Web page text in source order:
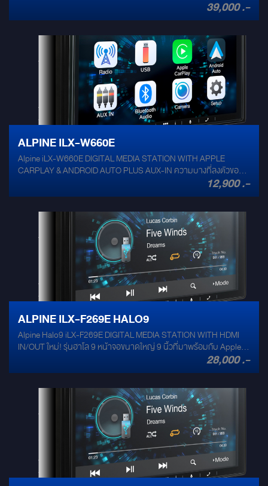
VDO MP3/WMA/AAC/FLAC/MP4/AVI/MKV Bluetooth phone and
HD EQ 6 CH time correction X-Over 3 Preout 4V. TuneIt
mm jack 1 x camera input GPS antenna input 3 Preout 4V. Steering
wheel remote control
39,000 .-
ALPINE ILX-W660E
Alpine iLX-W660E DIGITAL MEDIA STATION WITH APPLE
CARPLAY & ANDROID AUTO PLUS AUX-IN ความบางที่ลงตัวของ
iLX-W660E หน้าจอขนาด 7 นิ้ว 2 DIN ที่มาพร้อมกับ Apple CarPlay
และ Android Auto และตัวนี้ได้เพิ่มฟังก์ชั่นของ AUX-IN ซึ่งเป็นเทคโนโลยี
ง่ายดาย อีกทั้งเพิ่มสุนทรียภาพทางอารมณ์ได้มากขึ้นด้วยการเชื่อมต่อ
KTA-450 หรือ KTA-200M Power pack แอมพลิไฟเออร์เพื่อ
ประสิทธิภาพของเสียงอันยอดเยี่ยม คุณสามารถสั่งงานด้วยเสียง โดยไม่
จำเป็นต้องละสายตาจากท้องถนน อีกทั้งระบบนำทางแบบออนไลน์ที่มอบ
มาให้นั้นไม่ว่าจะเป็น Apple Map หรือ Google Map ต่างก็ให้ความ
ละเอียดแม่นยำสูง จึงทำให้การเดินทางของคุณสะดวกสบายและมีความสุข
12,900 .-
ALPINE ILX-F269E HALO9
Alpine Halo9 iLX-F269E DIGITAL MEDIA STATION WITH HDMI
IN/OUT ใหม่! รุ่นฮาโล 9 หน้าจอขนาดใหญ่ 9 นิ้วที่มาพร้อมกับ Apple
CarPlay และ Android Auto ที่จะทำให้การเดินทางของคุณสะดวกสบายยิ่ง
ขึ้น ด้วยการดีไซน์หน้าจอแบบลอยตัวจึงทำให้สามารถติดตั้งได้กับรถทุก
อย่าง CarPlay และ Android Auto นั้นจะเชื่อมต่อกับโทรศัพท์มือถือของ
คุณ ทำให้สามารถใช้งานแอพพลิเคชั่นเกี่ยวกับ in-car infotainment ได้ใน
ขณะขับขี่ ไม่ว่าจะเป็นการสั่งงานด้วยเสียง ฟังเพลง หรือ การใช้แผนที่
นำทางไม่ว่าจะเป็น Apple map หรือ Google map ที่มีความแม่นยำสูง
28,000 .-